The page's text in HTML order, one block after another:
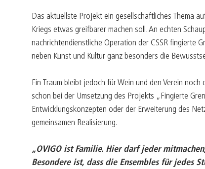
Das aktuellste Projekt ein gesellschaftliches Thema
Kriegs etwas greifbarer machen soll. An echten
nachrichtendienstliche Operation der CSSR fingierte
neben Kunst und Kultur ganz besonders die
Ein Traum bleibt jedoch für Wein und den Verein
schon bei der Umsetzung des Projekts „Fingierte
Entwicklungskonzepten oder der Erweiterung des
gemeinsamen Realisierung.
„OVIGO ist Familie. Hier darf jeder
Besondere ist, dass die Ensembles für jedes